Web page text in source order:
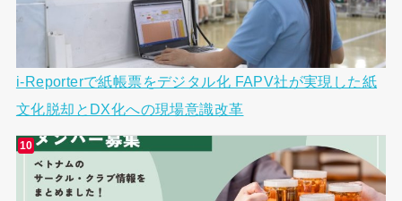
i-Reporterで紙帳票をデジタル化 FAPV社が実現した紙
文化脱却とDX化への現場意識改革